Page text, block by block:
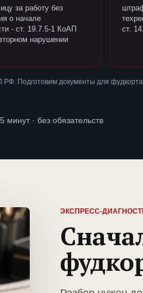
за работу без
о начале
- ст. 19.7.5-1 КоАП
нарушении
ст.
Подготовим документы для
минут · без обязательств
ЭКСПРЕСС-